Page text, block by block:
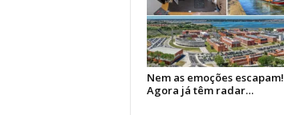
Nem as emoções escapam!
Agora já têm radar…